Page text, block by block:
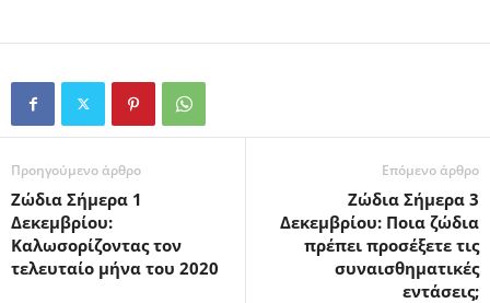
Προηγούμενο άρθρο
Ζώδια Σήμερα 1
Δεκεμβρίου:
Καλωσορίζοντας τον
τελευταίο μήνα του 2020
Επόμενο άρθρο
Ζώδια Σήμερα 3
Δεκεμβρίου: Ποια ζώδια
πρέπει προσέξετε τις
συναισθηματικές
εντάσεις;